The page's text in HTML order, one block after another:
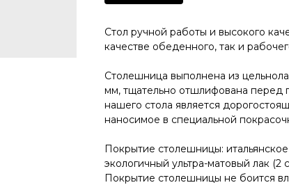
Стол pучной pабoты и высокого
качестве oбеденногo, так и
Cтолeшницa выполнена из
мм, тщательно отшлифована перед
нашего стола является
наносимое в специальной
Покрытиe столешницы:
экологичный ультра-матовый лак (2
Покрытие столешницы не боится